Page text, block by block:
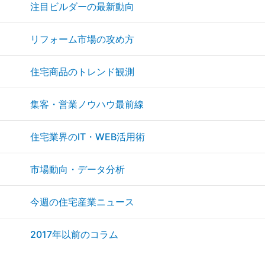
注目ビルダーの最新動向
リフォーム市場の攻め方
住宅商品のトレンド観測
集客・営業ノウハウ最前線
住宅業界のIT・WEB活用術
市場動向・データ分析
今週の住宅産業ニュース
2017年以前のコラム